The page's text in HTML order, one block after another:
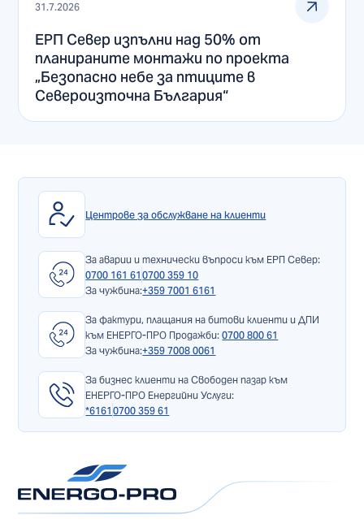
31.7.2026
ЕРП Север изпълни над 50% от
планираните монтажи по проекта
„Безопасно небе за птиците в
Североизточна България“
Центрове за обслужване на клиенти
За аварии и технически въпроси към ЕРП Север:
0700 161 61 0700 359 10
За чужбина:+359 7001 6161
За фактури, плащания на битови клиенти и ДПИ
към ЕНЕРГО-ПРО Продажби:0700 800 61
За чужбина:+359 7008 0061
За бизнес клиенти на Свободен пазар към
ЕНЕРГО-ПРО Енергийни Услуги:
*6161 0700 359 61